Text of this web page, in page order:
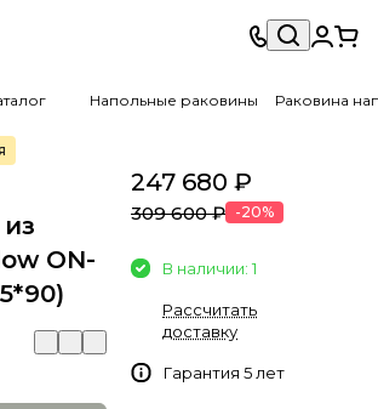
Напольные раковины Раковина
ON-
247 680 ₽
309 600 ₽ -20%
В наличии: 1
Рассчитать
доставку
Гарантия 5 лет